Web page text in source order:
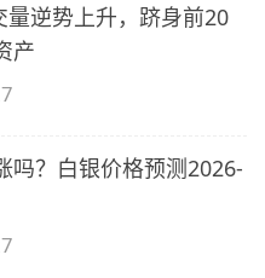
量逆势上升，跻身前20
产
吗？白银价格预测2026-